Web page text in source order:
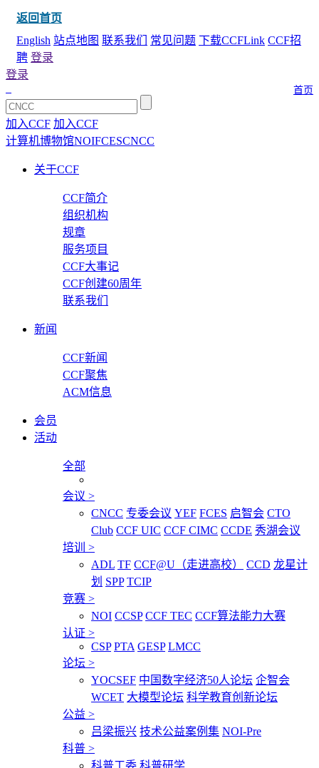
返回首页
English 站点地图 联系我们 常见问题 下载CCFLink CCF招
聘 登录
首页
登录
加入CCF 加入CCF
计算机博物馆NOIFCESCNCC
关于CCF
CCF简介
组织机构
规章
服务项目
CCF大事记
CCF创建60周年
联系我们
新闻
CCF新闻
CCF聚焦
ACM信息
会员
活动
全部
会议 >
CNCC 专委会议 YEF FCES 启智会 CTO
Club CCF UIC CCF CIMC CCDE 秀湖会议
培训 >
ADL TF CCF@U（走进高校） CCD 龙星计
划 SPP TCIP
竞赛 >
NOI CCSP CCF TEC CCF算法能力大赛
认证 >
CSP PTA GESP LMCC
论坛 >
YOCSEF 中国数字经济50人论坛 企智会
WCET 大模型论坛 科学教育创新论坛
公益 >
吕梁振兴 技术公益案例集 NOI-Pre
科普 >
科普工委 科普研学